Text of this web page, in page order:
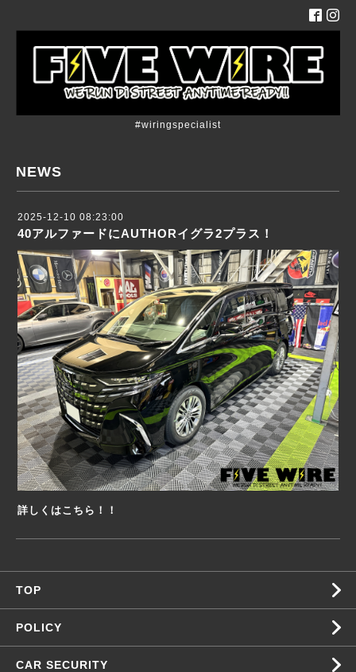
#wiringspecialist
NEWS
2025-12-10 08:23:00
40アルファードにAUTHORイグラ2プラス！
詳しくはこちら！！
TOP
POLICY
CAR SECURITY